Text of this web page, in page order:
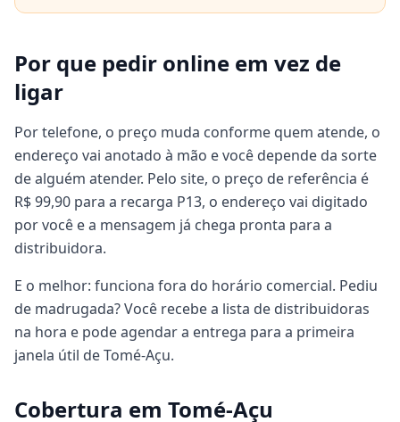
Por que pedir online em vez de
ligar
Por telefone, o preço muda conforme quem atende, o
endereço vai anotado à mão e você depende da sorte
de alguém atender. Pelo site, o preço de referência é
R$ 99,90 para a recarga P13, o endereço vai digitado
por você e a mensagem já chega pronta para a
distribuidora.
E o melhor: funciona fora do horário comercial. Pediu
de madrugada? Você recebe a lista de distribuidoras
na hora e pode agendar a entrega para a primeira
janela útil de Tomé-Açu.
Cobertura em Tomé-Açu